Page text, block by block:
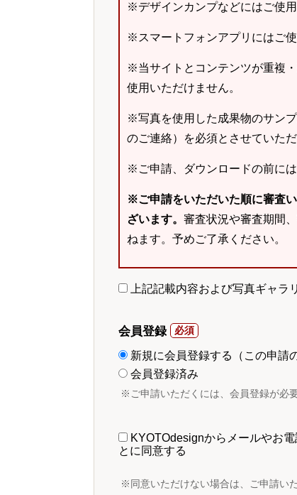
※デザインカンプなどにはご使用
※スマートフォンアプリにはご使
※当サイトとコンテンツが重複
使用いただけません。
※写真を使用した成果物のサン
のご連絡）を必須とさせていただ
※ご申請、ダウンロードの前には
※ご申請をいただいた順に審査
ざいます。 審査状況や審査期間
ねます。予めご了承ください。
上記記載内容および写真ギャラ
会員登録
新規に会員登録する（この申請
会員登録済み
※ご申請いただくには、会員登録が必
KYOTOdesignからメールやお
とに同意する
※同意いただけない場合は、ご申請い